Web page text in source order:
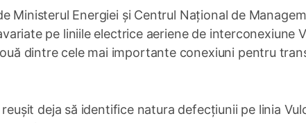
Ministerul Energiei și Centrul Național de
pe liniile electrice aeriene de interconexiune
dintre cele mai importante conexiuni pentru
reușit deja să identifice natura defecțiunii pe linia